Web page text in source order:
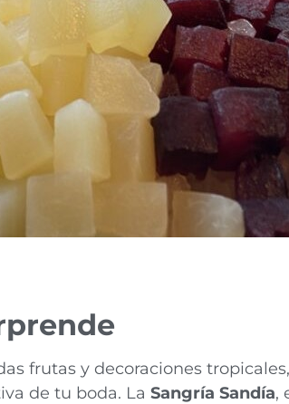
frutas y decoraciones
de tu boda. La Sangría Sandía,